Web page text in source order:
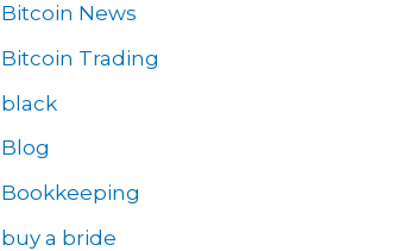
Bitcoin News
Bitcoin Trading
black
Blog
Bookkeeping
buy a bride